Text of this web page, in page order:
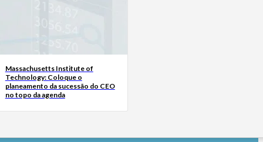
Massachusetts Institute of
Technology: Coloque o
planeamento da sucessão do CEO
no topo da agenda